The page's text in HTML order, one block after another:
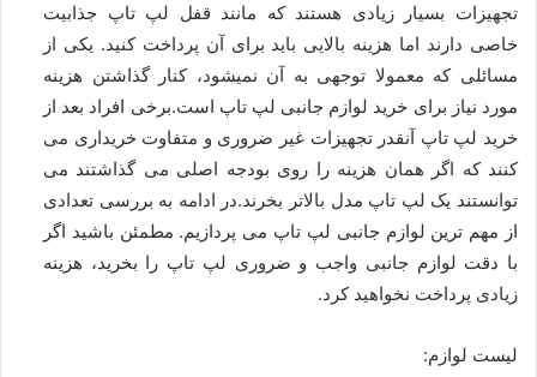
تجهیزات بسیار زیادی هستند که مانند قفل لپ تاپ جذابیت
خاصی دارند اما هزینه بالایی باید برای آن پرداخت کنید. یکی از
مسائلی که معمولا توجهی به آن نمیشود، کنار گذاشتن هزینه
مورد نیاز برای خرید لوازم جانبی لپ تاپ است.برخی افراد بعد از
خرید لپ تاپ آنقدر تجهیزات غیر ضروری و متفاوت خریداری می
کنند که اگر همان هزینه را روی بودجه اصلی می گذاشتند می
توانستند یک لپ تاپ مدل بالاتر بخرند.در ادامه به بررسی تعدادی
از مهم ترین لوازم جانبی لپ تاپ می پردازیم. مطمئن باشید اگر
با دقت لوازم جانبی واجب و ضروری لپ تاپ را بخرید، هزینه
زیادی پرداخت نخواهید کرد.
لیست لوازم: